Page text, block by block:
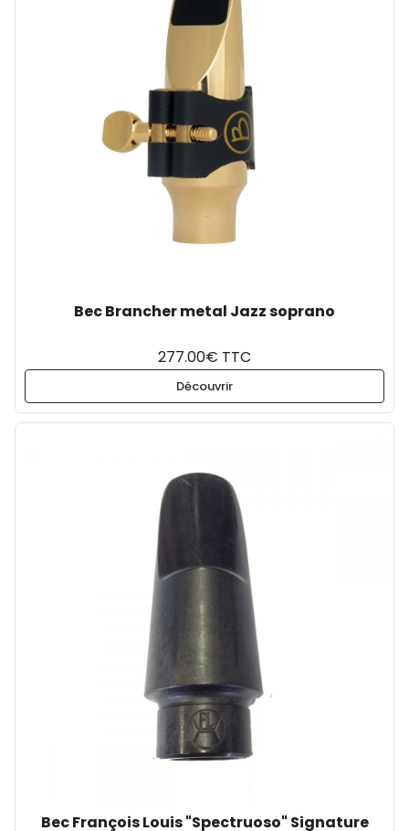
Bec Brancher metal Jazz soprano
277.00€ TTC
Découvrir
Bec François Louis "Spectruoso" Signature